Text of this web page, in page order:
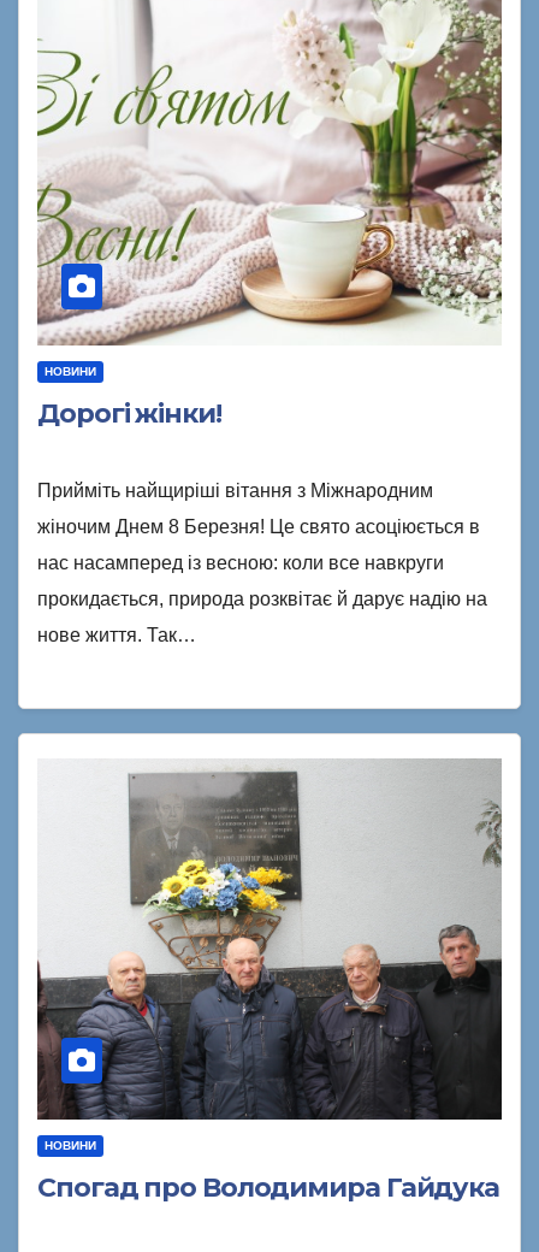
НОВИНИ
Дорогі жінки!
Прийміть найщиріші вітання з Міжнародним
жіночим Днем 8 Березня! Це свято асоціюється в
нас насамперед із весною: коли все навкруги
прокидається, природа розквітає й дарує надію на
нове життя. Так…
НОВИНИ
Спогад про Володимира Гайдука